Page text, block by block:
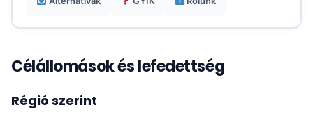
Célállomások és lefedettség
Régió szerint